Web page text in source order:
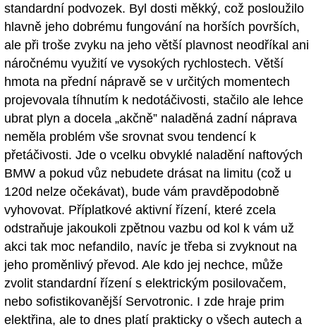
standardní podvozek. Byl dosti měkký, což posloužilo
hlavně jeho dobrému fungování na horších površích,
ale při troše zvyku na jeho větší plavnost neodříkal ani
náročnému využití ve vysokých rychlostech. Větší
hmota na přední nápravě se v určitých momentech
projevovala tíhnutím k nedotáčivosti, stačilo ale lehce
ubrat plyn a docela „akčně” naladěná zadní náprava
neměla problém vše srovnat svou tendencí k
přetáčivosti. Jde o vcelku obvyklé naladění naftových
BMW a pokud vůz nebudete drásat na limitu (což u
120d nelze očekávat), bude vám pravděpodobně
vyhovovat. Příplatkové aktivní řízení, které zcela
odstraňuje jakoukoli zpětnou vazbu od kol k vám už
akci tak moc nefandilo, navíc je třeba si zvyknout na
jeho proměnlivý převod. Ale kdo jej nechce, může
zvolit standardní řízení s elektrickým posilovačem,
nebo sofistikovanější Servotronic. I zde hraje prim
elektřina, ale to dnes platí prakticky o všech autech a